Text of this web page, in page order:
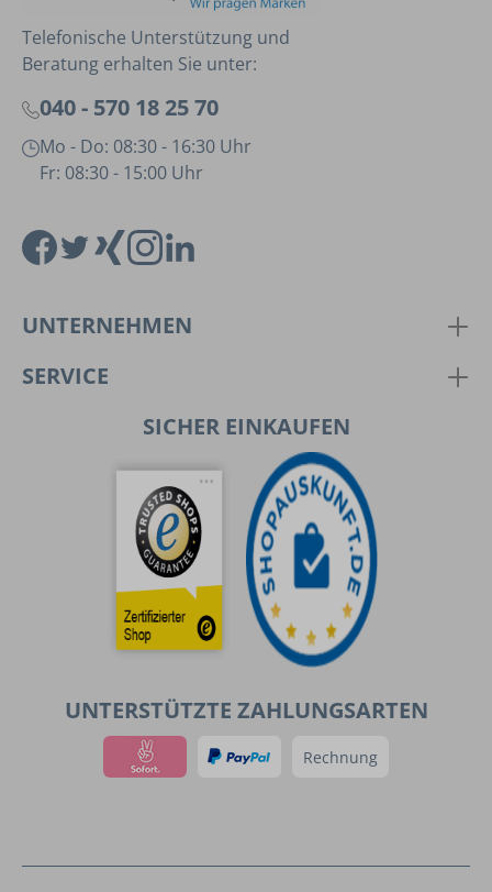
Telefonische Unterstützung und
Beratung erhalten Sie unter:
040 - 570 18 25 70
Mo - Do: 08:30 - 16:30 Uhr
Fr: 08:30 - 15:00 Uhr
UNTERNEHMEN
SERVICE
SICHER EINKAUFEN
UNTERSTÜTZTE ZAHLUNGSARTEN
Rechnung